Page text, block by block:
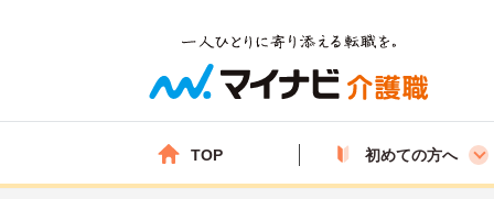
TOP 初めての方へ